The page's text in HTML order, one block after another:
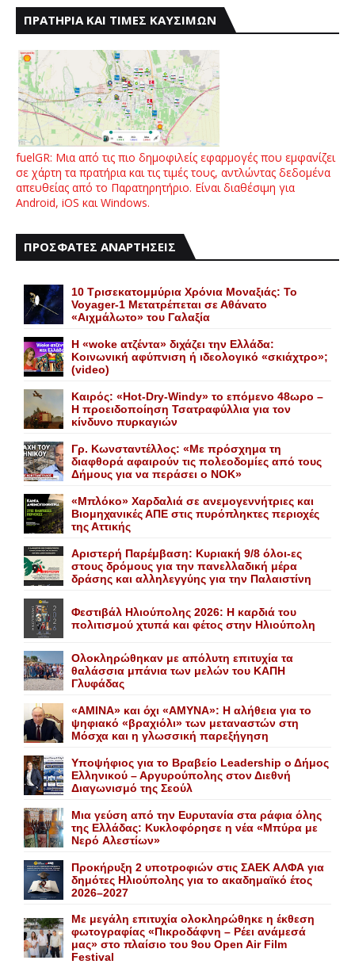
ΠΡΑΤΗΡΙΑ ΚΑΙ ΤΙΜΕΣ ΚΑΥΣΙΜΩΝ
fuelGR: Μια από τις πιο δημοφιλείς εφαρμογές που εμφανίζει
σε χάρτη τα πρατήρια και τις τιμές τους, αντλώντας δεδομένα
απευθείας από το Παρατηρητήριο. Είναι διαθέσιμη για
Android, iOS και Windows.
ΠΡΟΣΦΑΤΕΣ ΑΝΑΡΤΗΣΕΙΣ
10 Τρισεκατομμύρια Χρόνια Μοναξιάς: Το
Voyager-1 Μετατρέπεται σε Αθάνατο
«Αιχμάλωτο» του Γαλαξία
Η «woke ατζέντα» διχάζει την Ελλάδα:
Κοινωνική αφύπνιση ή ιδεολογικό «σκιάχτρο»;
(video)
Καιρός: «Hot-Dry-Windy» το επόμενο 48ωρο –
Η προειδοποίηση Τσατραφύλλια για τον
κίνδυνο πυρκαγιών
Γρ. Κωνσταντέλλος: «Με πρόσχημα τη
διαφθορά αφαιρούν τις πολεοδομίες από τους
Δήμους για να περάσει ο NOK»
«Mπλόκο» Xαρδαλιά σε ανεμογεννήτριες και
Bιομηχανικές ΑΠΕ στις πυρόπληκτες περιοχές
της Αττικής
Αριστερή Παρέμβαση: Κυριακή 9/8 όλοι-ες
στους δρόμους για την πανελλαδική μέρα
δράσης και αλληλεγγύης για την Παλαιστίνη
Φεστιβάλ Ηλιούπολης 2026: Η καρδιά του
πολιτισμού χτυπά και φέτος στην Ηλιούπολη
Ολοκληρώθηκαν με απόλυτη επιτυχία τα
θαλάσσια μπάνια των μελών του KAΠH
Γλυφάδας
«AMINA» και όχι «ΑΜΥΝΑ»: Η αλήθεια για το
ψηφιακό «βραχιόλι» των μεταναστών στη
Μόσχα και η γλωσσική παρεξήγηση
Yποψήφιος για το Bραβείο Leadership ο Δήμος
Ελληνικού – Αργυρούπολης στον Διεθνή
Διαγωνισμό της Σεούλ
Mια γεύση από την Eυρυτανία στα ράφια όλης
της Ελλάδας: Κυκλοφόρησε η νέα «Μπύρα με
Nερό Aλεστίων»
Προκήρυξη 2 υποτροφιών στις ΣΑΕΚ ΑΛΦΑ για
δημότες Ηλιούπολης για το ακαδημαϊκό έτος
2026–2027
Με μεγάλη επιτυχία ολοκληρώθηκε η έκθεση
φωτογραφίας «Πικροδάφνη – Ρέει ανάμεσά
μας» στο πλαίσιο του 9ου Open Air Film
Festival